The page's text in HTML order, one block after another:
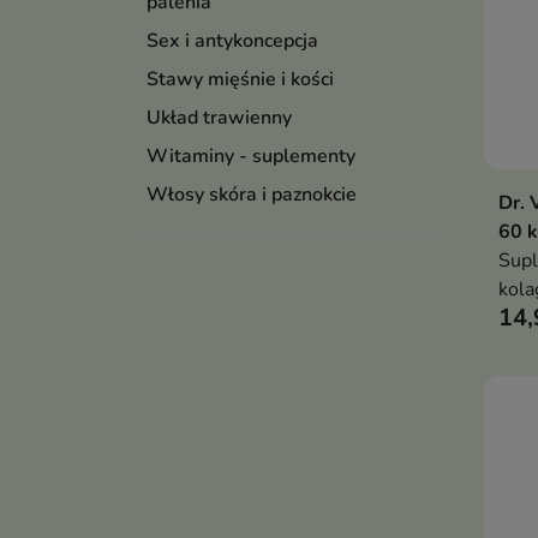
Sex i antykoncepcja
Stawy mięśnie i kości
Układ trawienny
Witaminy - suplementy
Włosy skóra i paznokcie
Dr.
60